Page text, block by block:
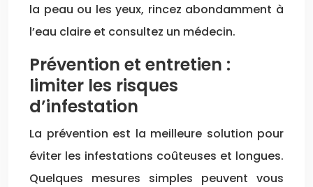
la peau ou les yeux, rincez abondamment à
l’eau claire et consultez un médecin.
Prévention et entretien :
limiter les risques
d’infestation
La prévention est la meilleure solution pour
éviter les infestations coûteuses et longues.
Quelques mesures simples peuvent vous